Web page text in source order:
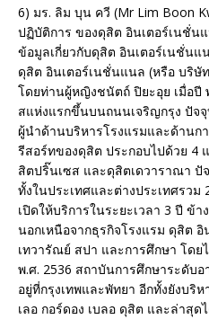
6) มร. ลิม บุน ควี (Mr Lim Boon
ปฏิบัติการ ของดุสิต อินเตอร์เนชั่น
ข้อมูลเกี่ยวกับดุสิต อินเตอร์เนชั่นแ
ดุสิต อินเตอร์เนชั่นแนล (หรือ บริ
โดยท่านผู้หญิงชนัตถ์ ปิยะอุย เมื่อปี
สแห่งแรกขึ้นบนถนนเจริญกรุง ปัจ
ผู้นำด้านบริหารโรงแรมและด้านก
รีสอร์ทของดุสิต ประกอบไปด้วย
สิตปริ๊นเซส และดุสิตเดวาราณา ปั
ทั้งในประเทศและต่างประเทศรวม
เปิดให้บริการในระยะเวลา 3 ปี ข้
นอกเหนือจากธุรกิจโรงแรม ดุสิต
เทวารัณย์ สปา และการศึกษา โด
พ.ศ. 2536 สถาบันการศึกษาระดั
อยู่ที่กรุงเทพและพัทยา อีกทั้งยังบริ
เลอ กอร์ดอง เบลอ ดุสิต และล่าสุด